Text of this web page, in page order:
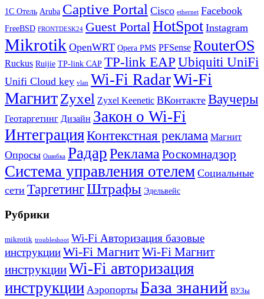
1С Отель Aruba Captive Portal Cisco ethernet Facebook
FreeBSD FRONTDESK24 Guest Portal HotSpot Instagram
Mikrotik OpenWRT Opera PMS PFSense RouterOS
Ruckus Ruijie TP-link CAP TP-link EAP Ubiquiti UniFi
Unifi Cloud key vlan Wi-Fi RadarWi-Fi
МагнитZyxel Zyxel Keenetic ВКонтакте Ваучеры
Геотаргетинг Дизайн Закон о Wi-Fi
ИнтеграцияКонтекстная реклама Магнит
Опросы Ошибка РадарРеклама Роскомнадзор
Система управления отелем Социальные
сети ТаргетингШтрафы Эдельвейс
Рубрики
mikrotik troubleshoot Wi-Fi Авторизация базовые
инструкцииWi-Fi МагнитWi-Fi Магнит
инструкцииWi-Fi авторизация
инструкции Аэропорты База знаний ВУЗы